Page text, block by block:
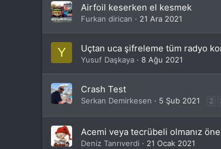
Airfoil keserken el kesmek
Furkan dirican 21 Ara 2021
Y Uçtan uca şifreleme tüm radyo
Yusuf Daşkaya 8 Ağu 2021
Crash Test
Serkan Demirkesen 5 Şub 2021 2
Acemi veya tecrübeli olmanız
Deniz Tanrıverdi 21 Ocak 2021